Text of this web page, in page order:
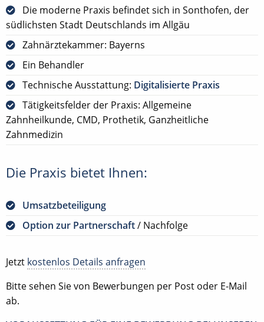
Die moderne Praxis befindet sich in Sonthofen, der
südlichsten Stadt Deutschlands im Allgäu
Zahnärztekammer: Bayerns
Ein Behandler
Technische Ausstattung: Digitalisierte Praxis
Tätigkeitsfelder der Praxis: Allgemeine
Zahnheilkunde, CMD, Prothetik, Ganzheitliche
Zahnmedizin
Die Praxis bietet Ihnen:
Umsatzbeteiligung
Option zur Partnerschaft/ Nachfolge
Jetzt kostenlos Details anfragen
Bitte sehen Sie von Bewerbungen per Post oder E-Mail
ab.